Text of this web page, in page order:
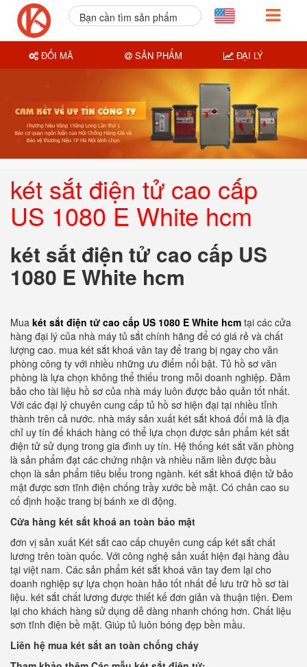
két sắt điện tử cao cấp
US 1080 E White hcm
két sắt điện tử cao cấp US
1080 E White hcm
Mua két sắt điện tử cao cấp US 1080 E White hcm tại các cửa
hàng đại lý của nhà máy tủ sắt chính hãng để có giá rẻ và chất
lượng cao. mua két sắt khoá vân tay để trang bị ngay cho văn
phòng công ty với nhiều những ưu điểm nổi bật. Tủ hồ sơ văn
phòng là lựa chọn không thể thiếu trong mỗi doanh nghiệp. Đảm
bảo cho tài liệu hồ sơ của nhà máy luôn được bảo quản tốt nhất.
Với các đại lý chuyên cung cấp tủ hồ sơ hiện đại tại nhiều tỉnh
thành trên cả nước. nhà máy sản xuất két sắt khoá đổi mã là địa
chỉ uy tín để khách hàng có thể lựa chọn được sản phẩm két sắt
điện tử sử dụng trong gia đình uy tín. Hệ thống két sắt văn phòng
là sản phẩm đạt các chứng nhận và nhiều năm liền được bầu
chọn là sản phẩm tiêu biểu trong ngành. két sắt khoá điện tử bảo
mật được sơn tĩnh điện chống trầy xước bề mặt. Có chân cao su
cố định hoặc trang bị bánh xe di động.
Cửa hàng két sắt khoá an toàn bảo mật
đơn vị sản xuất Két sắt cao cấp chuyên cung cấp két sắt chất
lương trên toàn quốc. Với công nghệ sản xuất hiện đại hàng đầu
tại việt nam. Các sản phẩm két sắt khoá vân tay đem lại cho
doanh nghiệp sự lựa chọn hoàn hảo tốt nhất để lưu trữ hồ sơ tài
liệu. két sắt chất lương được thiết kế đơn giản và thuận tiện. Đem
lại cho khách hàng sử dụng dễ dàng nhanh chóng hơn. Chất liệu
sơn tĩnh điện bề mặt. Giúp tủ luôn bóng đẹp bền mầu.
Liên hệ mua két sắt an toàn chống cháy
Bạn cần tìm sản phẩm
ĐỔI MÃ SẢN PHẨM ĐẠI LÝ